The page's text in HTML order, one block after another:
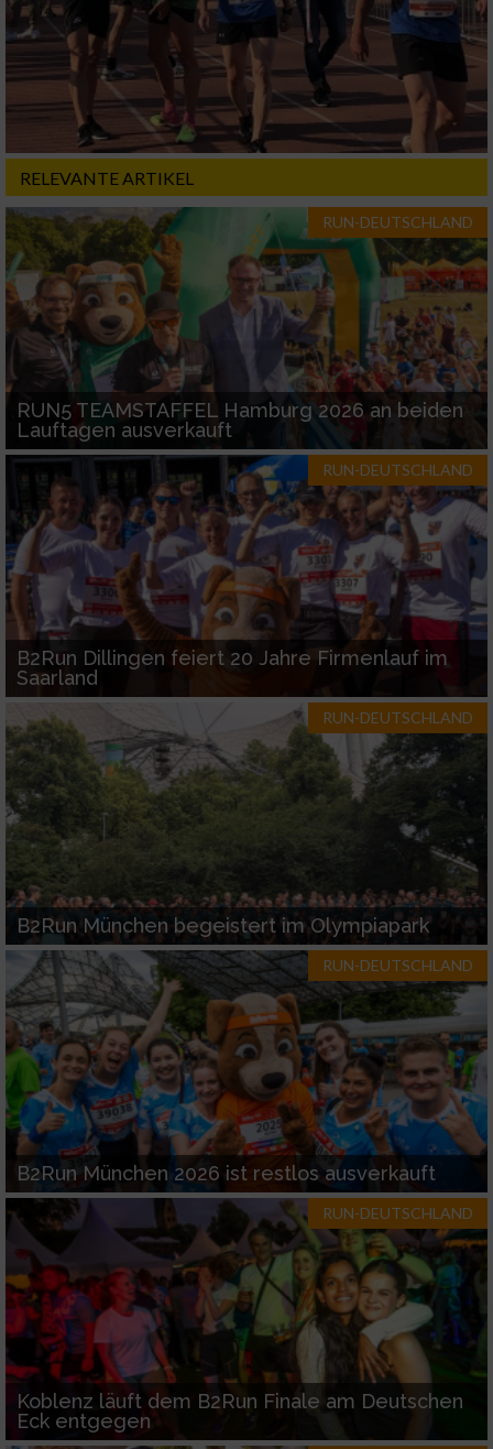
RELEVANTE ARTIKEL
RUN-DEUTSCHLAND
RUN5 TEAMSTAFFEL Hamburg 2026 an beiden
Lauftagen ausverkauft
RUN-DEUTSCHLAND
B2Run Dillingen feiert 20 Jahre Firmenlauf im
Saarland
RUN-DEUTSCHLAND
B2Run München begeistert im Olympiapark
RUN-DEUTSCHLAND
B2Run München 2026 ist restlos ausverkauft
RUN-DEUTSCHLAND
Koblenz läuft dem B2Run Finale am Deutschen
Eck entgegen